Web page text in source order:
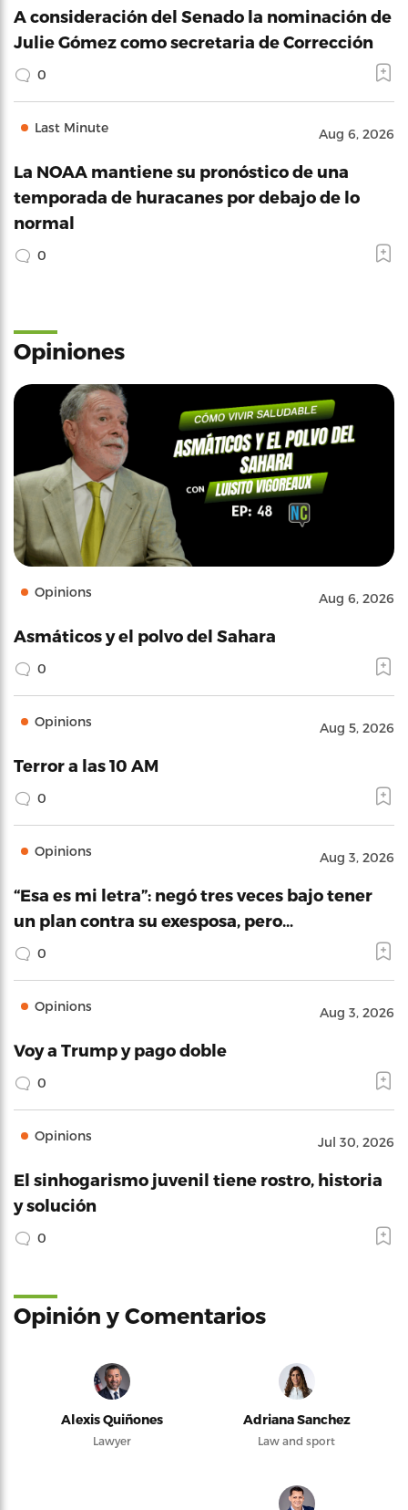
A consideración del Senado la nominación de
Julie Gómez como secretaria de Corrección
0
Last Minute Aug 6, 2026
La NOAA mantiene su pronóstico de una
temporada de huracanes por debajo de lo
normal
0
Opiniones
Opinions Aug 6, 2026
Asmáticos y el polvo del Sahara
0
Opinions Aug 5, 2026
Terror a las 10 AM
0
Opinions Aug 3, 2026
“Esa es mi letra”: negó tres veces bajo tener
un plan contra su exesposa, pero…
0
Opinions Aug 3, 2026
Voy a Trump y pago doble
0
Opinions Jul 30, 2026
El sinhogarismo juvenil tiene rostro, historia
y solución
0
Opinión y Comentarios
Alexis Quiñones
Lawyer
Adriana Sanchez
Law and sport